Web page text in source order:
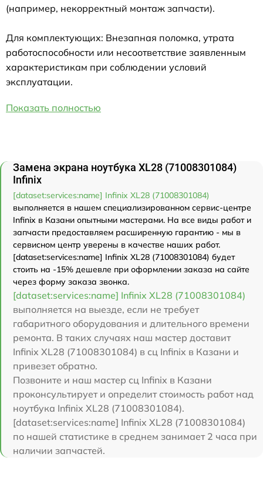
(например, некорректный монтаж запчасти).
Для комплектующих: Внезапная поломка, утрата
работоспособности или несоответствие заявленным
характеристикам при соблюдении условий
эксплуатации.
Показать полностью
Замена экрана ноутбука XL28 (71008301084)
Infinix
[dataset:services:name] Infinix XL28 (71008301084)
выполняется в нашем специализированном сервис-центре
Infinix в Казани опытными мастерами. На все виды работ и
запчасти предоставляем расширенную гарантию - мы в
сервисном центр уверены в качестве наших работ.
[dataset:services:name] Infinix XL28 (71008301084) будет
стоить на -15% дешевле при оформлении заказа на сайте
через форму заказа звонка.
[dataset:services:name] Infinix XL28 (71008301084)
выполняется на выезде, если не требует
габаритного оборудования и длительного времени
ремонта. В таких случаях наш мастер доставит
Infinix XL28 (71008301084) в сц Infinix в Казани и
привезет обратно.
Позвоните и наш мастер сц Infinix в Казани
проконсультирует и определит стоимость работ над
ноутбука Infinix XL28 (71008301084).
[dataset:services:name] Infinix XL28 (71008301084)
по нашей статистике в среднем занимает 2 часа при
наличии запчастей.